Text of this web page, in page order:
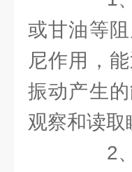
或甘油等
尼作用，
振动产生
观察和读取
2、